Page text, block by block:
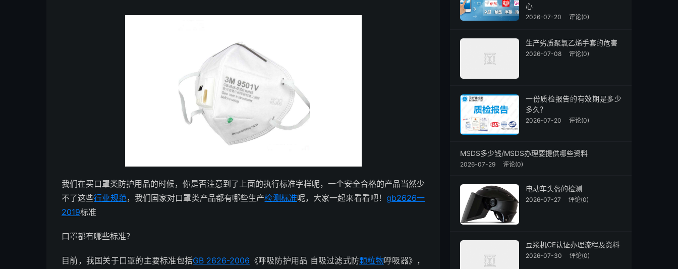
我们在买口罩类防护用品的时候，你是否注意到了上面的执行标准字样呢，一个安全合格的产品当然少
不了这些行业规范，我们国家对口罩类产品都有哪些生产检测标准呢，大家一起来看看吧！ gb2626一
2019标准
口罩都有哪些标准？
目前，我国关于口罩的主要标准包括GB 2626-2006 《呼吸防护用品 自吸过滤式防颗粒物呼吸器》，
心
2026-07-20 评论(0)
生产劣质聚氯乙烯手套的危害
2026-07-08 评论(0)
一份质检报告的有效期是多少
多久？
2026-07-20 评论(0)
MSDS多少钱/MSDS办理要提供哪些资料
2026-07-29 评论(0)
电动车头盔的检测
2026-07-27 评论(0)
豆浆机CE认证办理流程及资料
2026-07-30 评论(0)